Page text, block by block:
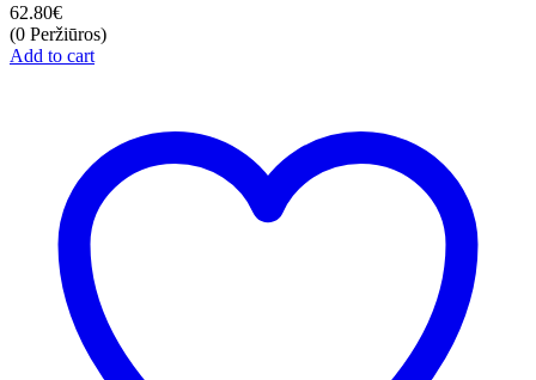
62.80€
(0 Peržiūros)
Add to cart